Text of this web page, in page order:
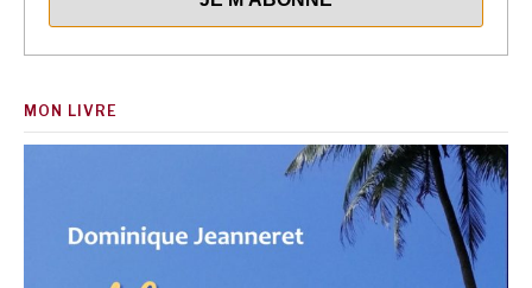
MON LIVRE